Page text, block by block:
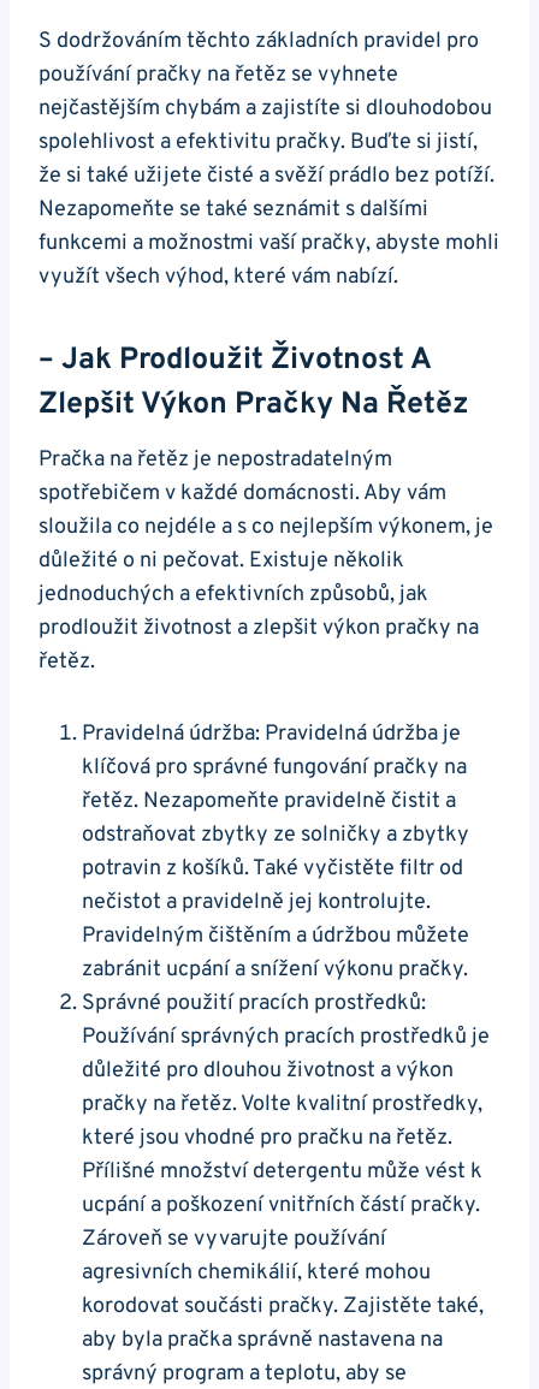
S dodržováním těchto základních pravidel pro
používání‌ pračky na řetěz se vyhnete
nejčastějším chybám a zajistíte si dlouhodobou
spolehlivost a efektivitu pračky. Buďte si jistí,
že si také ⁢užijete čisté a svěží prádlo bez potíží.
Nezapomeňte se ⁢také ‌seznámit s dalšími
⁤funkcemi a možnostmi ⁤vaší ⁤pračky, abyste mohli
využít všech výhod, které vám nabízí.
– Jak Prodloužit Životnost A
Zlepšit Výkon Pračky Na Řetěz
Pračka na řetěz je​ nepostradatelným
spotřebičem v každé domácnosti. ⁤Aby ‍vám
sloužila co⁢ nejdéle a s co nejlepším výkonem, je
důležité o ni pečovat. Existuje několik
jednoduchých a efektivních způsobů,‍ jak
‍prodloužit životnost a zlepšit výkon pračky na
řetěz.
Pravidelná údržba:⁣ Pravidelná údržba je
klíčová‍ pro správné fungování pračky​ na
řetěz. Nezapomeňte pravidelně čistit ⁣a
odstraňovat zbytky ze solničky ⁤a zbytky
potravin z košíků. Také vyčistěte filtr od
nečistot a pravidelně jej kontrolujte.
Pravidelným‍ čištěním a údržbou můžete
zabránit ucpání a snížení ​výkonu pračky.
Správné použití pracích prostředků:
Používání ‌správných pracích⁢ prostředků je
důležité pro⁤ dlouhou životnost a výkon⁣
pračky na⁤ řetěz. Volte kvalitní prostředky,‌
které jsou vhodné⁤ pro pračku na řetěz.
Přílišné množství detergentu může ‌vést k
ucpání a poškození vnitřních částí pračky.
Zároveň se vyvarujte používání
agresivních chemikálií, které mohou‍
korodovat součásti pračky. Zajistěte ‍také,
aby byla pračka správně nastavena na
správný ‍program a teplotu, aby se